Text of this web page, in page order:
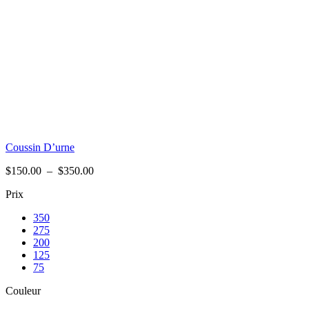
Coussin D’urne
$150.00 – $350.00Plage
Prix
350
275
200
125
75
Couleur